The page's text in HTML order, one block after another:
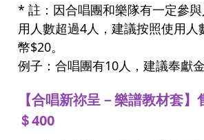
* 註：因合唱團和樂隊有一定參
用人數超過4人，建議按照使用人
幣$20。
例子：合唱團有10人，建議奉獻
【合唱新祢呈－樂譜教材套】
＄400